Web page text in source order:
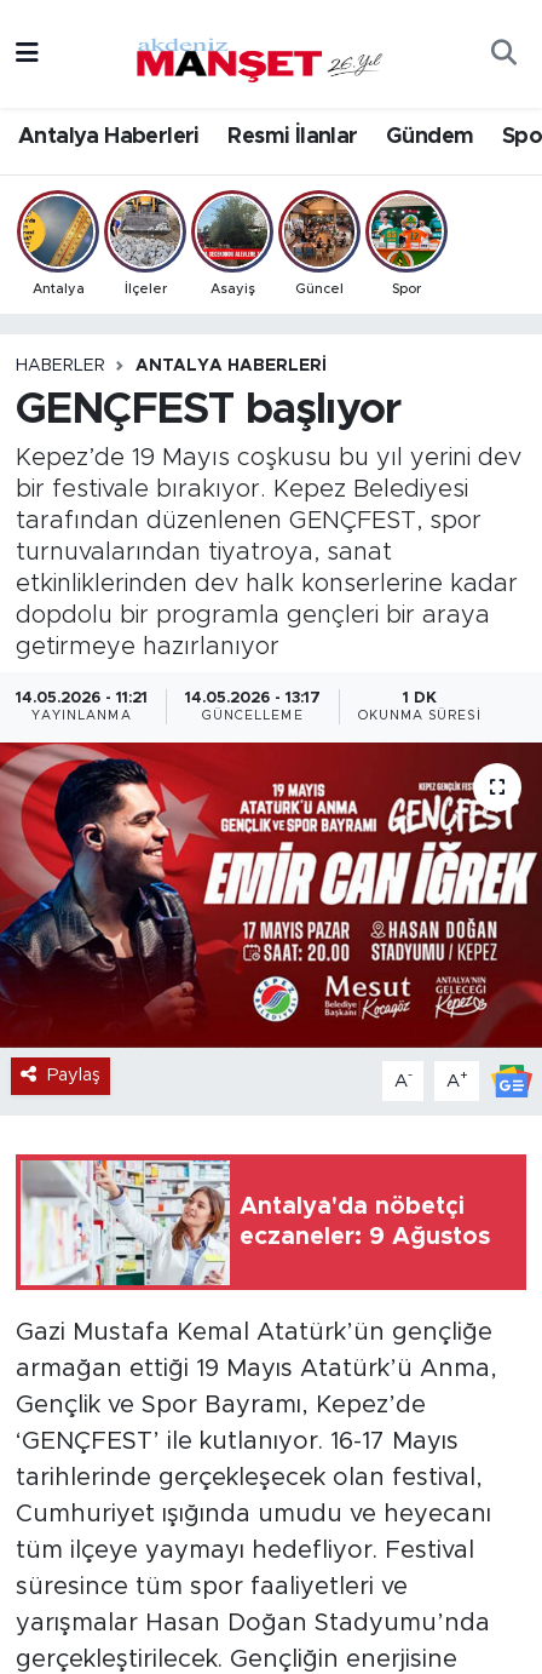
Antalya Haberleri Resmi İlanlar Gündem
Antalya İlçeler Asayiş Güncel Spor
HABERLER ANTALYA HABERLERI
GENÇFEST başlıyor
Kepez’de 19 Mayıs coşkusu bu yıl yerini dev
bir festivale bırakıyor. Kepez Belediyesi
tarafından düzenlenen GENÇFEST, spor
turnuvalarından tiyatroya, sanat
etkinliklerinden dev halk konserlerine kadar
dopdolu bir programla gençleri bir araya
getirmeye hazırlanıyor
14.05.2026 - 11:21
YAYINLANMA
14.05.2026 - 13:17
GÜNCELLEME
1 DK
OKUNMA SÜRESI
Paylaş A- A+
Antalya'da nöbetçi
eczaneler: 9 Ağustos
Gazi Mustafa Kemal Atatürk’ün gençliğe
armağan ettiği 19 Mayıs Atatürk’ü Anma,
Gençlik ve Spor Bayramı, Kepez’de
‘GENÇFEST’ ile kutlanıyor. 16-17 Mayıs
tarihlerinde gerçekleşecek olan festival,
Cumhuriyet ışığında umudu ve heyecanı
tüm ilçeye yaymayı hedefliyor. Festival
süresince tüm spor faaliyetleri ve
yarışmalar Hasan Doğan Stadyumu’nda
gerçekleştirilecek. Gençliğin enerjisine
Bilim & Teknoloji
Eğitim
Ekonomi
Gündem
İlçeler
Kültür- Sanat
Magazin
Özel Haber
Politika
Resmi İlanlar
Sağlık
Spor
Turizm
Antalya Hava Durumu
Antalya Namaz Vakitleri
Antalya Trafik Yoğunluk Haritası
Tüm Manşetler
Son Dakika Haberleri
Haber Arşivi